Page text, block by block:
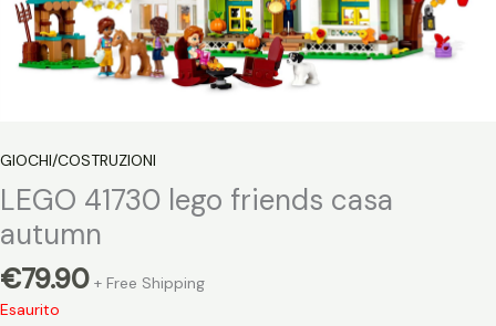
GIOCHI/COSTRUZIONI
LEGO 41730 lego friends casa
autumn
€79.90 + Free Shipping
Esaurito